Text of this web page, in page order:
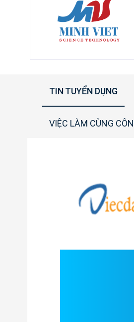
TIN TUYỂN DỤNG
VIỆC LÀM CÙNG